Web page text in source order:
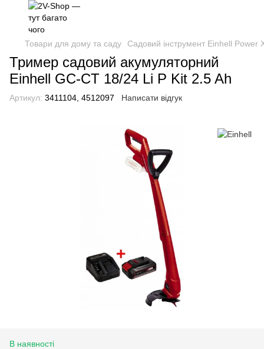
Товари для дому та саду Садовий інструмент Einhell Power
Тример садовий акумуляторний
Einhell GC-CT 18/24 Li P Kit 2.5 Ah
Артикул: 3411104, 4512097 Написати відгук
В наявності